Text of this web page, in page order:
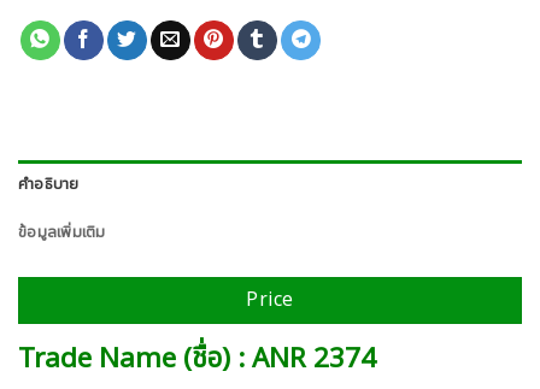
คำอธิบาย
ข้อมูลเพิ่มเติม
Price
Trade Name (ชื่อ) : ANR 2374